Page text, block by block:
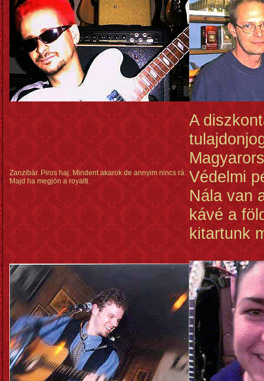
Zanzibár. Piros haj. Mindent akarok de annyim nincs rá.
Majd ha megjön a royalti.
A
Védelmi
Nála van
kávé a
kitartunk